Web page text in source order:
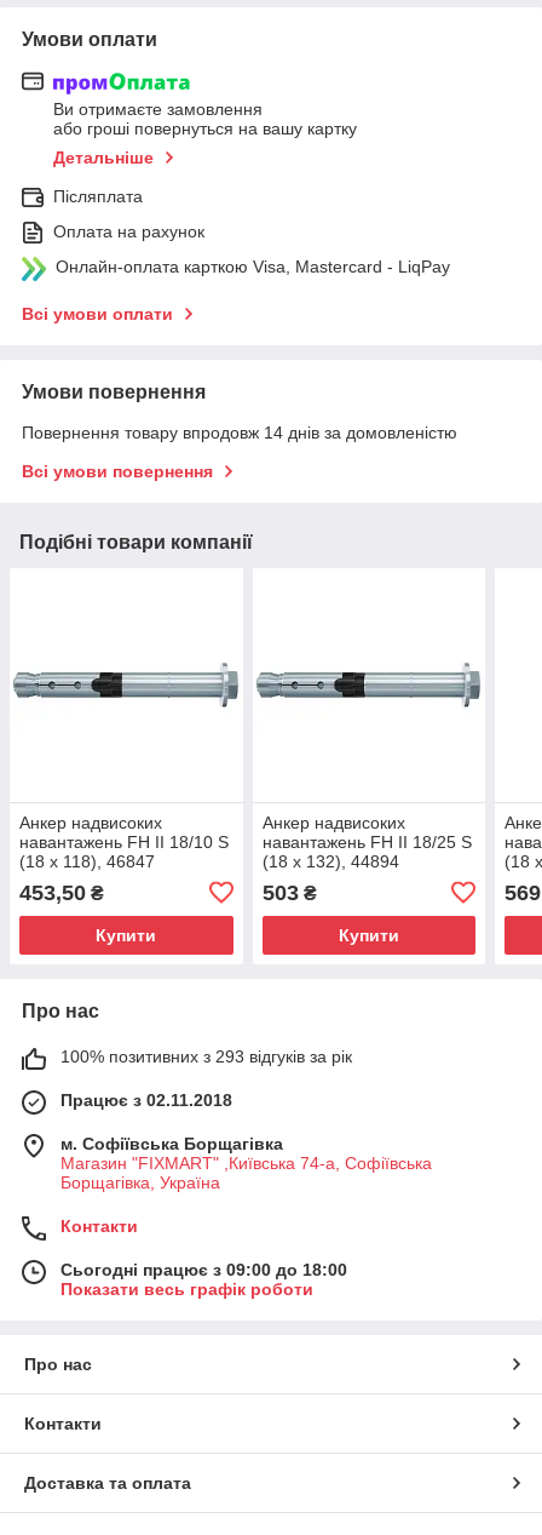
Умови оплати
Ви отримаєте замовлення
або гроші повернуться на вашу картку
Детальніше
Післяплата
Оплата на рахунок
Онлайн-оплата карткою Visa, Mastercard - LiqPay
Всі умови оплати
Умови повернення
Повернення товару впродовж 14 днів за домовленістю
Всі умови повернення
Подібні товари компанії
Анкер надвисоких
навантажень FH II 18/10 S
(18 х 118), 46847
453,50 ₴
Купити
Анкер надвисоких
навантажень FH II 18/25 S
(18 х 132), 44894
503₴
Купити
(18
569
Про нас
100% позитивних з 293 відгуків за рік
Працює з 02.11.2018
м. Софіївська Борщагівка
Магазин "FIXMART" ,Київська 74-a, Софіївська
Борщагівка, Україна
Контакти
Сьогодні працює з 09:00 до 18:00
Показати весь графік роботи
Про нас
Контакти
Доставка та оплата